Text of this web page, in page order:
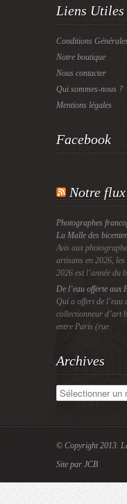
Liens Utiles
Conditions
Notre boutique
Nous contacter
Qui sommes-nous ?
Mentions légales
Facebook
Notre flux
Photographes
La Malle des
Avis aux
artisans en 2026,
2026 est l’année du
De l’eau offerte aux
Qui a offert de l’eau
collectionneur d’art
entre Paris (rue
Archives
Archives
© Copyright 2013.
Site par JCB